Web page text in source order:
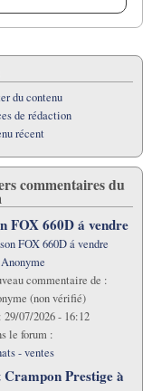
du contenu
de rédaction
récent
commentaires du
FOX 660D á vendre
FOX 660D á vendre
Anonyme
commentaire de :
(non vérifié)
29/07/2026 - 16:12
le forum :
- ventes
Crampon Prestige à